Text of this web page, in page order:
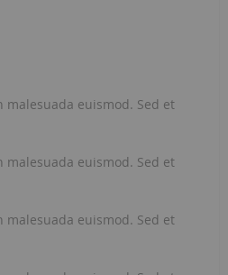
euismod. Sed et
euismod. Sed et
euismod. Sed et